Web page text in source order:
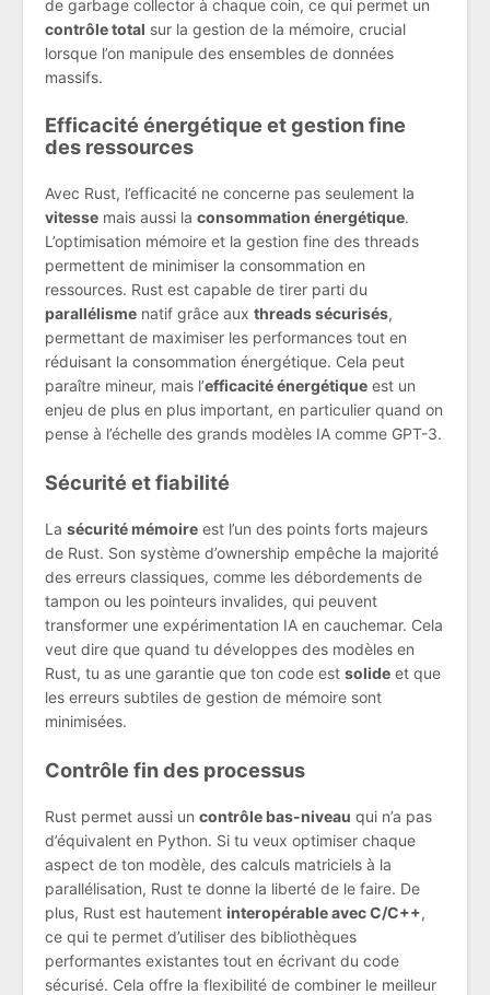
de garbage collector à chaque coin, ce qui permet un
contrôle total sur la gestion de la mémoire, crucial
lorsque l’on manipule des ensembles de données
massifs.
Efficacité énergétique et gestion fine
des ressources
Avec Rust, l’efficacité ne concerne pas seulement la
vitesse mais aussi la consommation énergétique.
L’optimisation mémoire et la gestion fine des threads
permettent de minimiser la consommation en
ressources. Rust est capable de tirer parti du
parallélisme natif grâce aux threads sécurisés,
permettant de maximiser les performances tout en
réduisant la consommation énergétique. Cela peut
paraître mineur, mais l’efficacité énergétique est un
enjeu de plus en plus important, en particulier quand on
pense à l’échelle des grands modèles IA comme GPT-3.
Sécurité et fiabilité
La sécurité mémoire est l’un des points forts majeurs
de Rust. Son système d’ownership empêche la majorité
des erreurs classiques, comme les débordements de
tampon ou les pointeurs invalides, qui peuvent
transformer une expérimentation IA en cauchemar. Cela
veut dire que quand tu développes des modèles en
Rust, tu as une garantie que ton code est solide et que
les erreurs subtiles de gestion de mémoire sont
minimisées.
Contrôle fin des processus
Rust permet aussi un contrôle bas-niveau qui n’a pas
d’équivalent en Python. Si tu veux optimiser chaque
aspect de ton modèle, des calculs matriciels à la
parallélisation, Rust te donne la liberté de le faire. De
plus, Rust est hautement interopérable avec C/C++,
ce qui te permet d’utiliser des bibliothèques
performantes existantes tout en écrivant du code
sécurisé. Cela offre la flexibilité de combiner le meilleur